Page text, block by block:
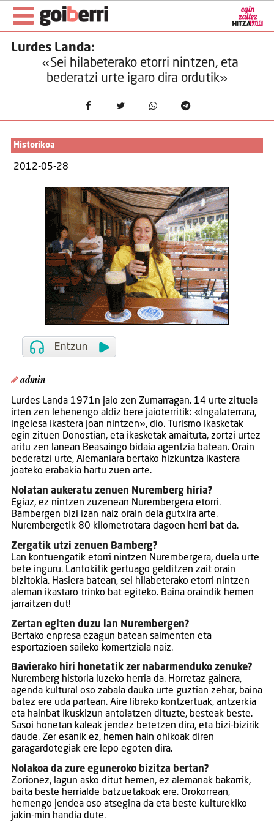
Lurdes Landa:
«Sei hilabeterako etorri nintzen, eta
bederatzi urte igaro dira ordutik»
Historikoa
2012-05-28
admin
Lurdes Landa 1971n jaio zen Zumarragan. 14 urte zituela
irten zen lehenengo aldiz bere jaioterritik: «Ingalaterrara,
ingelesa ikastera joan nintzen», dio. Turismo ikasketak
egin zituen Donostian, eta ikasketak amaituta, zortzi urtez
aritu zen lanean Beasaingo bidaia agentzia batean. Orain
bederatzi urte, Alemaniara bertako hizkuntza ikastera
joateko erabakia hartu zuen arte.
Nolatan aukeratu zenuen Nuremberg hiria?
Egiaz, ez nintzen zuzenean Nurembergera etorri.
Bambergen bizi izan naiz orain dela gutxira arte.
Nurembergetik 80 kilometrotara dagoen herri bat da.
Zergatik utzi zenuen Bamberg?
Lan kontuengatik etorri nintzen Nurembergera, duela urte
bete inguru. Lantokitik gertuago gelditzen zait orain
bizitokia. Hasiera batean, sei hilabeterako etorri nintzen
aleman ikastaro trinko bat egiteko. Baina oraindik hemen
jarraitzen dut!
Zertan egiten duzu lan Nurembergen?
Bertako enpresa ezagun batean salmenten eta
esportazioen saileko komertziala naiz.
Bavierako hiri honetatik zer nabarmenduko zenuke?
Nuremberg historia luzeko herria da. Horretaz gainera,
agenda kultural oso zabala dauka urte guztian zehar, baina
batez ere uda partean. Aire libreko kontzertuak, antzerkia
eta hainbat ikuskizun antolatzen dituzte, besteak beste.
Sasoi honetan kaleak jendez betetzen dira, eta bizi-bizirik
daude. Zer esanik ez, hemen hain ohikoak diren
garagardotegiak ere lepo egoten dira.
Nolakoa da zure eguneroko bizitza bertan?
Zorionez, lagun asko ditut hemen, ez alemanak bakarrik,
baita beste herrialde batzuetakoak ere. Orokorrean,
hemengo jendea oso atsegina da eta beste kulturekiko
jakin-min handia dute.